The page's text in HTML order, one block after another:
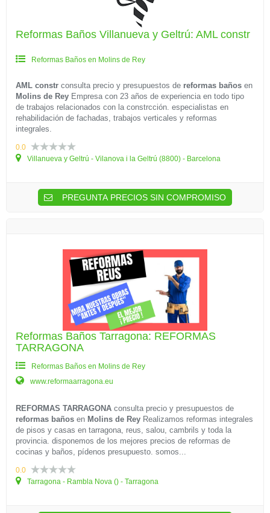
Reformas Baños Villanueva y Geltrú: AML constr
Reformas Baños en Molins de Rey
AML constr consulta precio y presupuestos de reformas baños en
Molins de Rey Empresa con 23 años de experiencia en todo tipo
de trabajos relacionados con la constrcción. especialistas en
rehabilidación de fachadas, trabajos verticales y reformas
integrales.
0.0
Villanueva y Geltrú - Vilanova i la Geltrú (8800) - Barcelona
PREGUNTA PRECIOS SIN COMPROMISO
Reformas Baños Tarragona: REFORMAS
TARRAGONA
Reformas Baños en Molins de Rey
www.reformaarragona.eu
REFORMAS TARRAGONA consulta precio y presupuestos de
reformas baños en Molins de Rey Realizamos reformas integrales
de pisos y casas en tarragona, reus, salou, cambrils y toda la
provincia. disponemos de los mejores precios de reformas de
cocinas y baños, pídenos presupuesto. somos...
0.0
Tarragona - Rambla Nova () - Tarragona